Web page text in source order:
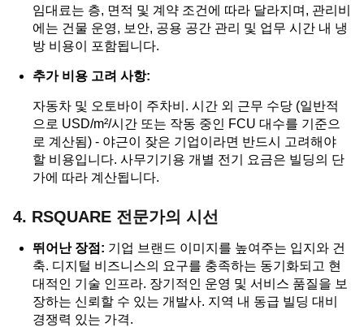
임대료는 층, 면적 및 계약 조건에 따라 달라지며, 관리비
에는 건물 운영, 보안, 공용 공간 관리 및 업무 시간 내 냉
방 비용이 포함됩니다.
추가 비용 고려 사항:
자동차 및 오토바이 주차비. 시간 외 근무 수당 (일반적
으로 USD/m²/시간 또는 작동 중인 FCU 대수를 기준으
로 계산됨) - 야근이 잦은 기업이라면 반드시 고려해야
할 비용입니다. 사무기기용 개별 전기 요금은 빌딩의 단
가에 따라 계산됩니다.
4. RSQUARE 전문가의 시선
뛰어난 장점: 기업 브랜드 이미지를 높여주는 입지와 건
축. 디지털 비즈니스의 요구를 충족하는 동기화되고 현
대적인 기술 인프라. 장기적인 운영 및 서비스 품질을 보
장하는 신뢰할 수 있는 개발사. 지역 내 동급 빌딩 대비
경쟁력 있는 가격.